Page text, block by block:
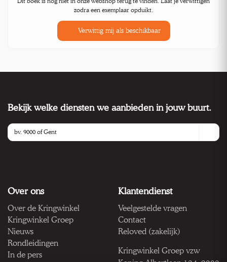
zodra een exemplaar opduikt.
Verwittig mij als beschikbaar
Bekijk welke diensten we aanbieden in jouw buurt.
Over ons
Over de Kringwinkel
Kringwinkel Groep
Nieuws
Rondleidingen
In de pers
Klantendienst
Veelgestelde vragen
Contact
Reloved (zakelijk)
Kringwinkel Groep vzw